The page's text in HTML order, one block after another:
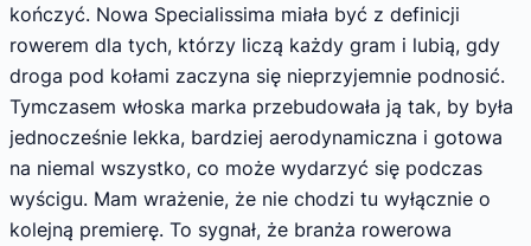
kończyć. Nowa Specialissima miała być z definicji
rowerem dla tych, którzy liczą każdy gram i lubią, gdy
droga pod kołami zaczyna się nieprzyjemnie podnosić.
Tymczasem włoska marka przebudowała ją tak, by była
jednocześnie lekka, bardziej aerodynamiczna i gotowa
na niemal wszystko, co może wydarzyć się podczas
wyścigu. Mam wrażenie, że nie chodzi tu wyłącznie o
kolejną premierę. To sygnał, że branża rowerowa